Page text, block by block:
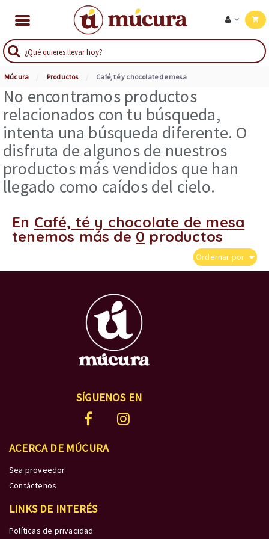
Múcura Productos Café, té y chocolate de mesa
No encontramos productos
relacionados con tu búsqueda,
intenta una búsqueda diferente. O
disfruta de algunos de nuestros
productos más vendidos que han
llegado como caídos del cielo.
En Café, té y chocolate de mesa
tenemos más de 0 productos
Ordernar por
SÍGUENOS EN
ACERCA DE MÚCURA
Sea proveedor
Contáctenos
LINKS DE INTERÉS
Políticas de privacidad